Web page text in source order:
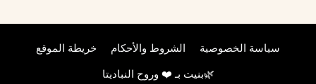
خريطة الموقع الشروط والأحكام سياسة الخصوصية
بنيت بـ ❤️ وروح النباديتا 🌿